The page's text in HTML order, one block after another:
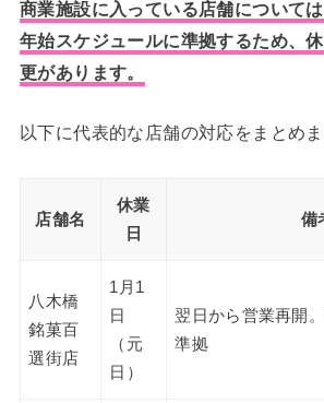
商業施設に入っている店舗について
年始スケジュールに準拠するため、
更があります。
以下に代表的な店舗の対応をまとめま
店舗名
休業
日
備
八木橋
銘菓百
選街店
1月1
日
（元
日）
翌日から営業再開
準拠